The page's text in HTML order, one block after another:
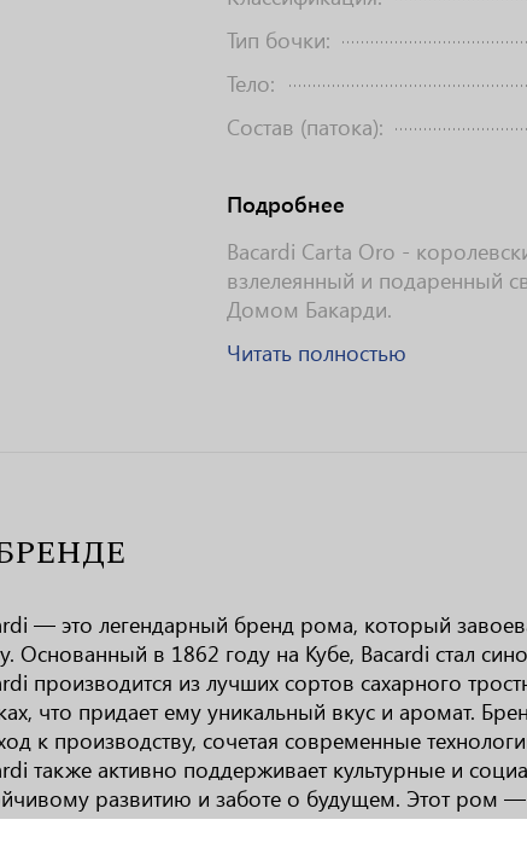
Тип бочки:
Тело:
Состав (патока):
Подробнее
Bacardi Carta Oro -
взлелеянный и подаренный
Домом Бакарди.
Читать полностью
— это легендарный бренд рома, который
Основанный в 1862 году на Кубе, Bacardi стал
производится из лучших сортов сахарного
что придает ему уникальный вкус и аромат.
к производству, сочетая современные
также активно поддерживает культурные и
развитию и заботе о будущем. Этот ром
и веселья, который объединяет людей по